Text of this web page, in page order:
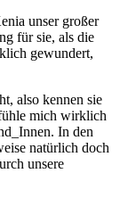
unser großer
für sie, als die
gewundert,
also kennen sie
mich wirklich
In den
natürlich doch
unsere